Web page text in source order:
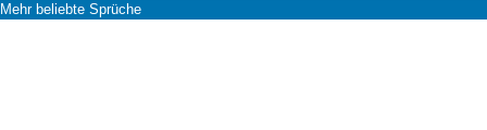
Mehr beliebte Sprüche